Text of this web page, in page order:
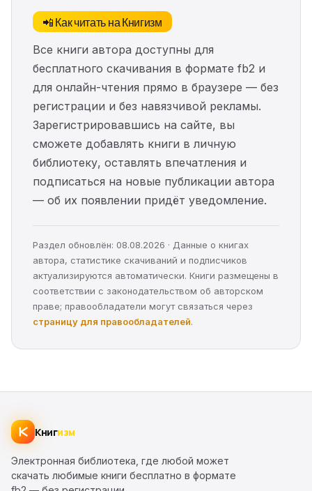
📲 Как читать на Книгизм
Все книги автора доступны для
бесплатного скачивания в формате fb2 и
для онлайн-чтения прямо в браузере — без
регистрации и без навязчивой рекламы.
Зарегистрировавшись на сайте, вы
сможете добавлять книги в личную
библиотеку, оставлять впечатления и
подписаться на новые публикации автора
— об их появлении придёт уведомление.
Раздел обновлён: 08.08.2026 · Данные о книгах
автора, статистике скачиваний и подписчиков
актуализируются автоматически. Книги размещены в
соответствии с законодательством об авторском
праве; правообладатели могут связаться через
страницу для правообладателей.
Книгизм
Электронная библиотека, где любой может
скачать любимые книги бесплатно в формате